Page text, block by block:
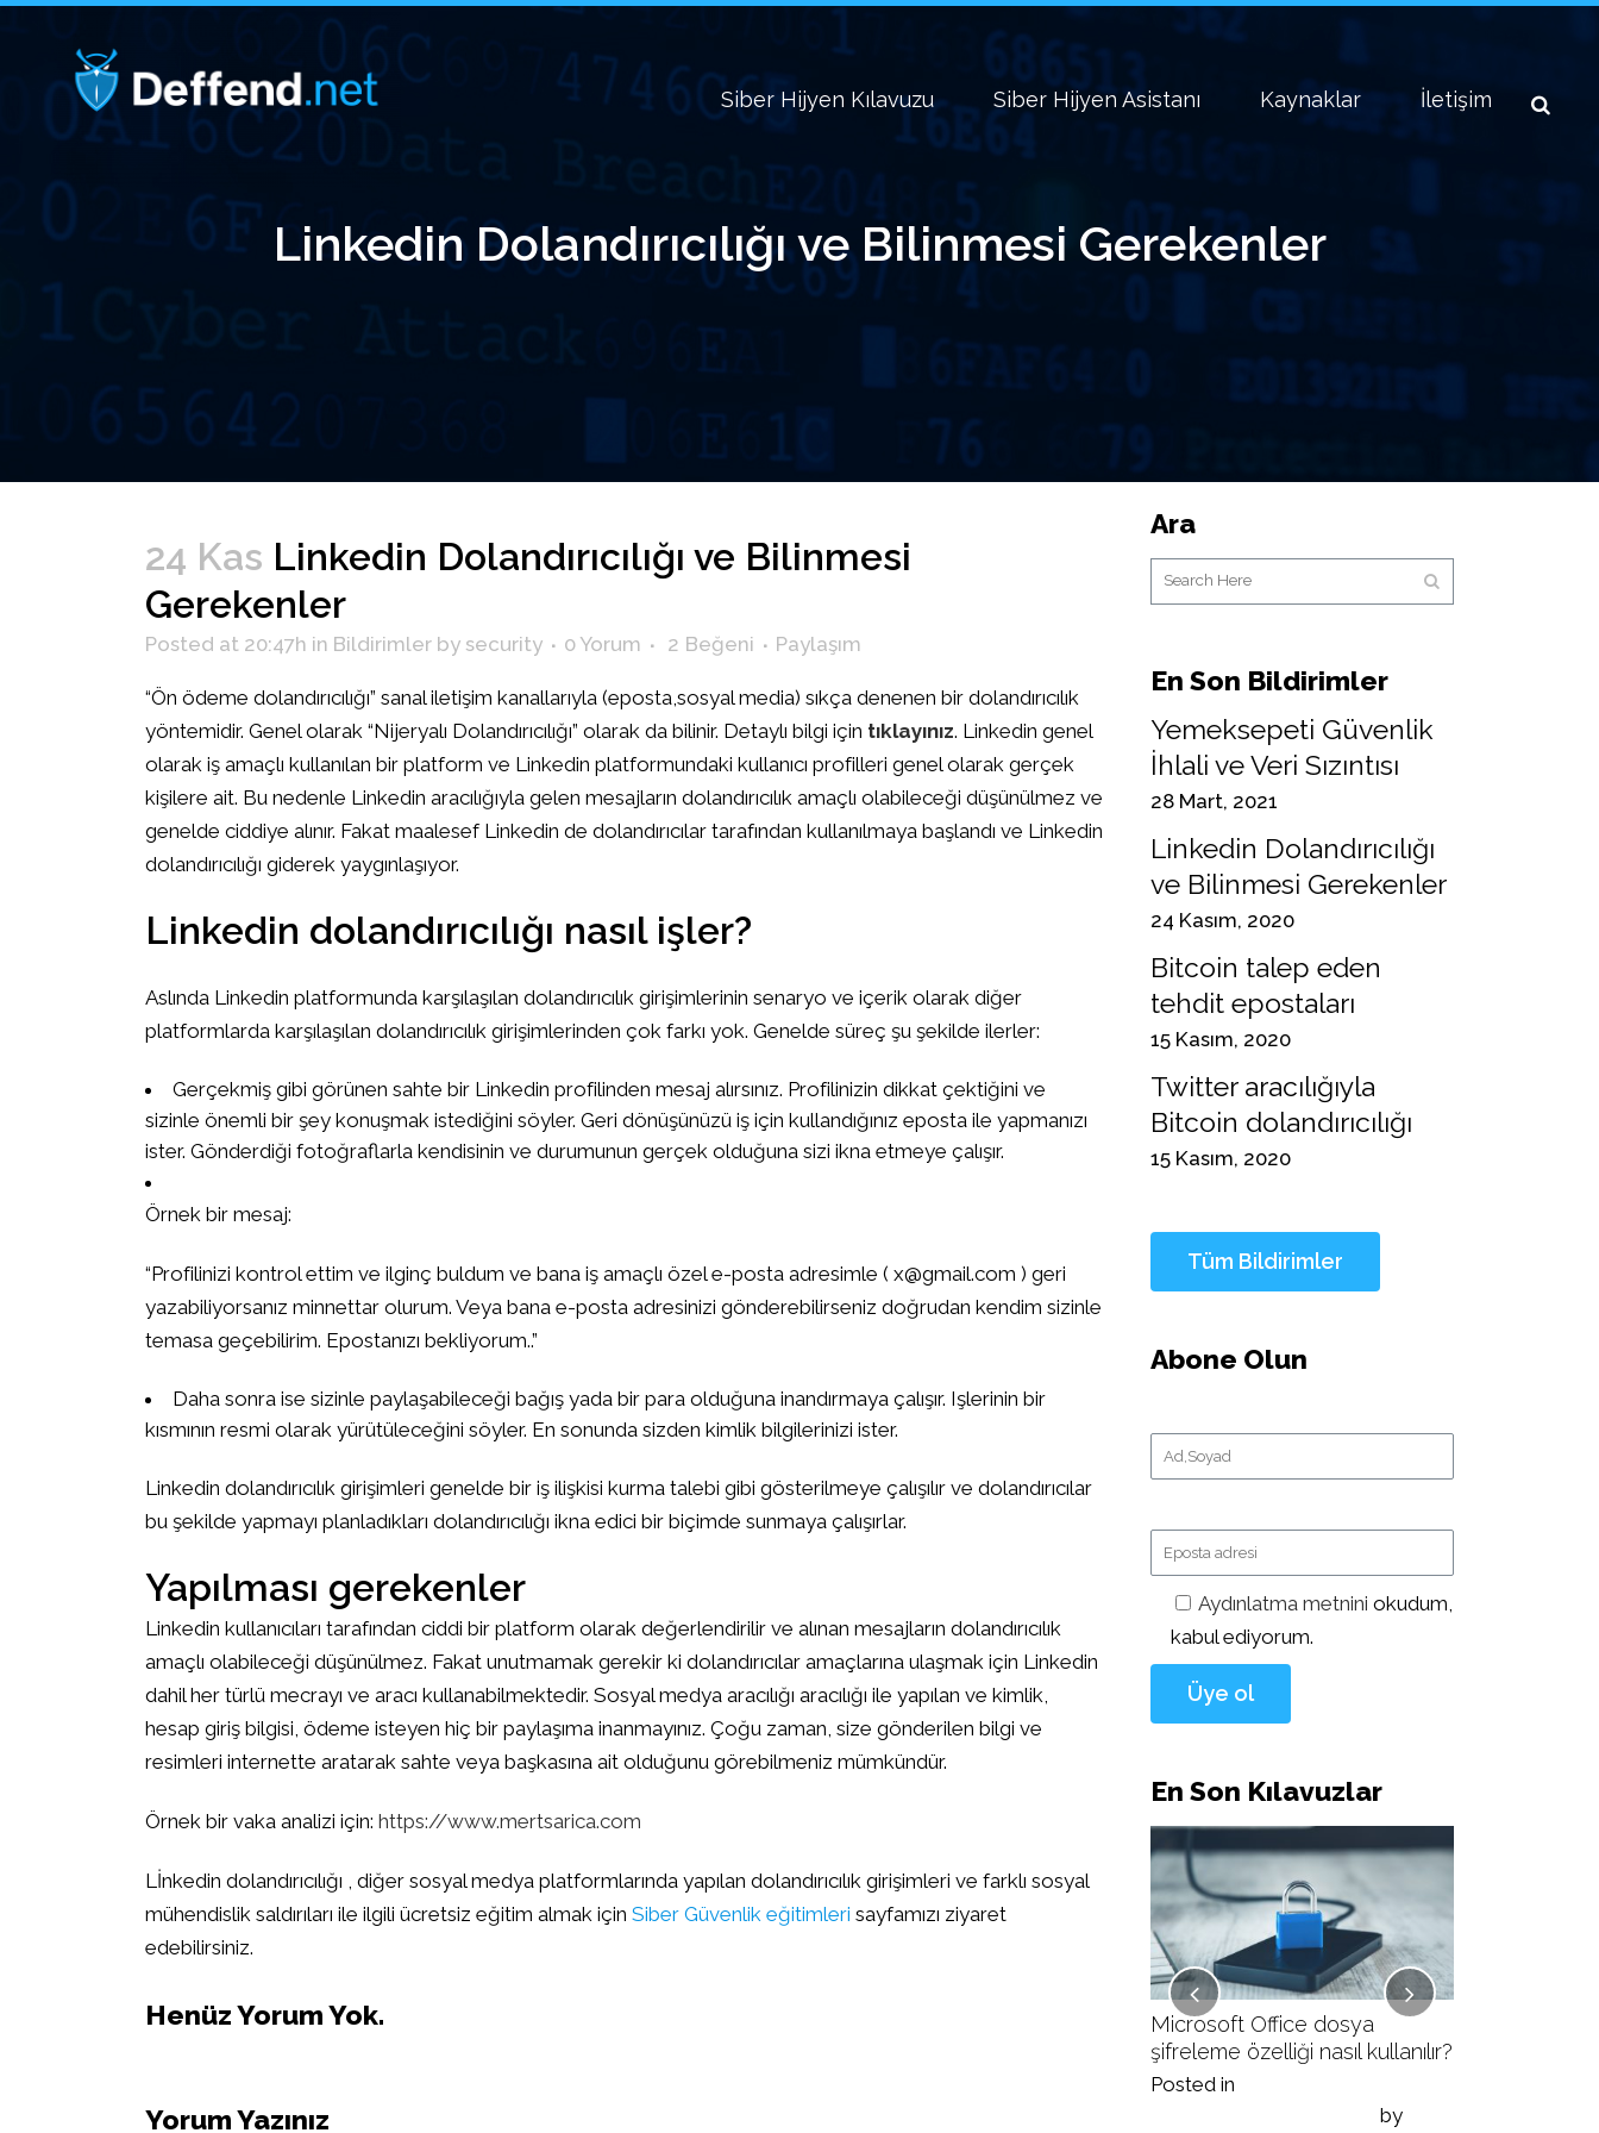
Siber Hijyen Kılavuzu Siber Hijyen Asistanı Kaynaklar İletişim
Linkedin Dolandırıcılığı ve Bilinmesi Gerekenler
24 Kas Linkedin Dolandırıcılığı ve Bilinmesi
Gerekenler
Posted at 20:47h in Bildirimler by security 0 Yorum 2 Beğeni Paylaşım
“Ön ödeme dolandırıcılığı” sanal iletişim kanallarıyla (eposta,sosyal media) sıkça denenen bir dolandırıcılık
yöntemidir. Genel olarak “Nijeryalı Dolandırıcılığı” olarak da bilinir. Detaylı bilgi için tıklayınız. Linkedin genel
olarak iş amaçlı kullanılan bir platform ve Linkedin platformundaki kullanıcı profilleri genel olarak gerçek
kişilere ait. Bu nedenle Linkedin aracılığıyla gelen mesajların dolandırıcılık amaçlı olabileceği düşünülmez ve
genelde ciddiye alınır. Fakat maalesef Linkedin de dolandırıcılar tarafından kullanılmaya başlandı ve Linkedin
dolandırıcılığı giderek yaygınlaşıyor.
Linkedin dolandırıcılığı nasıl işler?
Aslında Linkedin platformunda karşılaşılan dolandırıcılık girişimlerinin senaryo ve içerik olarak diğer
platformlarda karşılaşılan dolandırıcılık girişimlerinden çok farkı yok. Genelde süreç şu şekilde ilerler:
Gerçekmiş gibi görünen sahte bir Linkedin profilinden mesaj alırsınız. Profilinizin dikkat çektiğini ve
sizinle önemli bir şey konuşmak istediğini söyler. Geri dönüşünüzü iş için kullandığınız eposta ile yapmanızı
ister. Gönderdiği fotoğraflarla kendisinin ve durumunun gerçek olduğuna sizi ikna etmeye çalışır.
Örnek bir mesaj:
“Profilinizi kontrol ettim ve ilginç buldum ve bana iş amaçlı özel e-posta adresimle ( x@gmail.com ) geri
yazabiliyorsanız minnettar olurum. Veya bana e-posta adresinizi gönderebilirseniz doğrudan kendim sizinle
temasa geçebilirim. Epostanızı bekliyorum..”
Daha sonra ise sizinle paylaşabileceği bağış yada bir para olduğuna inandırmaya çalışır. Işlerinin bir
kısmının resmi olarak yürütüleceğini söyler. En sonunda sizden kimlik bilgilerinizi ister.
Linkedin dolandırıcılık girişimleri genelde bir iş ilişkisi kurma talebi gibi gösterilmeye çalışılır ve dolandırıcılar
bu şekilde yapmayı planladıkları dolandırıcılığı ikna edici bir biçimde sunmaya çalışırlar.
Yapılması gerekenler
Linkedin kullanıcıları tarafından ciddi bir platform olarak değerlendirilir ve alınan mesajların dolandırıcılık
amaçlı olabileceği düşünülmez. Fakat unutmamak gerekir ki dolandırıcılar amaçlarına ulaşmak için Linkedin
dahil her türlü mecrayı ve aracı kullanabilmektedir. Sosyal medya aracılığı aracılığı ile yapılan ve kimlik,
hesap giriş bilgisi, ödeme isteyen hiç bir paylaşıma inanmayınız. Çoğu zaman, size gönderilen bilgi ve
resimleri internette aratarak sahte veya başkasına ait olduğunu görebilmeniz mümkündür.
Örnek bir vaka analizi için: https://www.mertsarica.com
Lİnkedin dolandırıcılığı , diğer sosyal medya platformlarında yapılan dolandırıcılık girişimleri ve farklı sosyal
mühendislik saldırıları ile ilgili ücretsiz eğitim almak için Siber Güvenlik eğitimleri sayfamızı ziyaret
edebilirsiniz.
Henüz Yorum Yok.
Yorum Yazınız
Ara
En Son Bildirimler
Yemeksepeti Güvenlik
İhlali ve Veri Sızıntısı
28 Mart, 2021
Linkedin Dolandırıcılığı
ve Bilinmesi Gerekenler
24 Kasım, 2020
Bitcoin talep eden
tehdit epostaları
15 Kasım, 2020
Twitter aracılığıyla
Bitcoin dolandırıcılığı
15 Kasım, 2020
Abone Olun
Aydınlatma metnini okudum,
kabul ediyorum.
En Son Kılavuzlar
Microsoft Office dosya
şifreleme özelliği nasıl kullanılır?
Posted in
by